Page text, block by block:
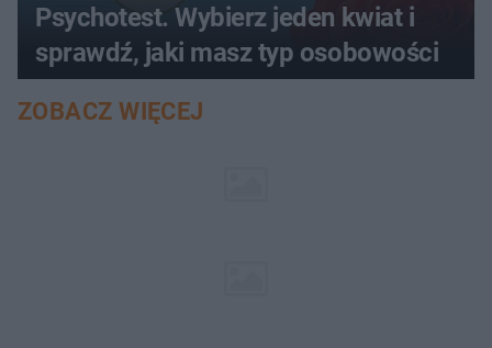
Psychotest. Wybierz jeden kwiat i
sprawdź, jaki masz typ osobowości
ZOBACZ WIĘCEJ